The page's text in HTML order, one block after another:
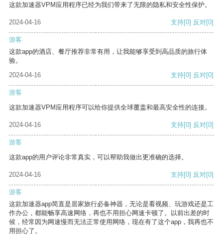
这款加速器VPM应用程序已经为我们带来了无限的隐私和安全性保护。
2024-04-16 支持[0] 反对[0]
游客
这款app的酒店、餐厅推荐非常有用，让我能够享受到高品质的旅行体
验。
2024-04-16
支持[0] 反对[0]
游客
这款加速器VPM应用程序可以给你提供全球覆盖和最高安全性的连接。
2024-04-16 支持[0] 反对[0]
游客
这款app的用户评论非常真实，可以帮助我做出更准确的选择。
2024-04-16 支持[0] 反对[0]
游客
这款加速器app简直是居家旅行必备神器，无论是看视频、玩游戏还是工
作办公，都能畅享高速网络，再也不用担心网速卡顿了。以前出差的时
候，经常因为网速慢而无法正常使用网络，现在有了这个app，我再也不
用担心了。